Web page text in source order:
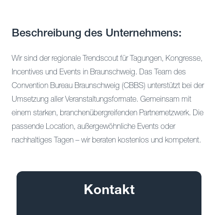
Beschreibung des Unternehmens:
Wir sind der regionale Trendscout für Tagungen, Kongresse,
Incentives und Events in Braunschweig. Das Team des
Convention Bureau Braunschweig (CBBS) unterstützt bei der
Umsetzung aller Veranstaltungsformate. Gemeinsam mit
einem starken, branchenübergreifenden Partnernetzwerk. Die
passende Location, außergewöhnliche Events oder
nachhaltiges Tagen – wir beraten kostenlos und kompetent.
Kontakt